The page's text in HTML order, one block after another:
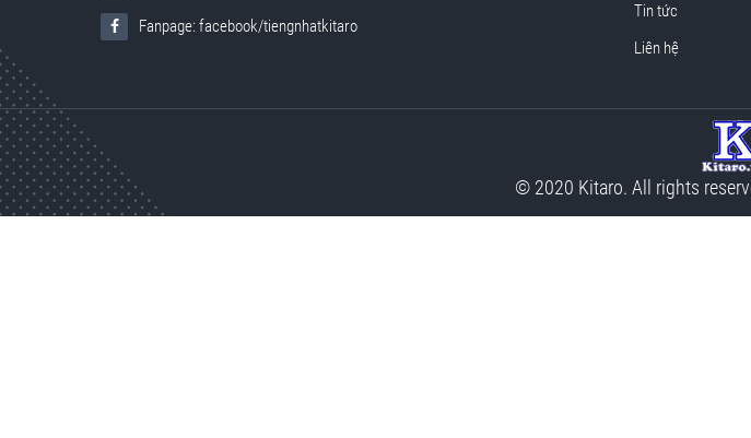
Fanpage: facebook/tiengnhatkitaro
Tin tức
Liên hệ
© 2020 Kitaro. All rights